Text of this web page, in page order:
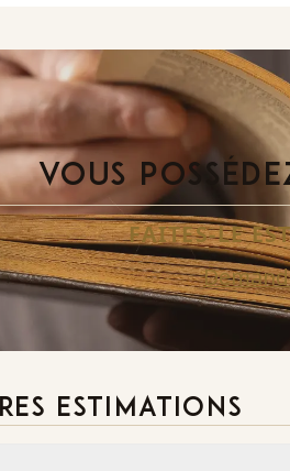
VOUS
FAITES-LE
ESTIMATIONS